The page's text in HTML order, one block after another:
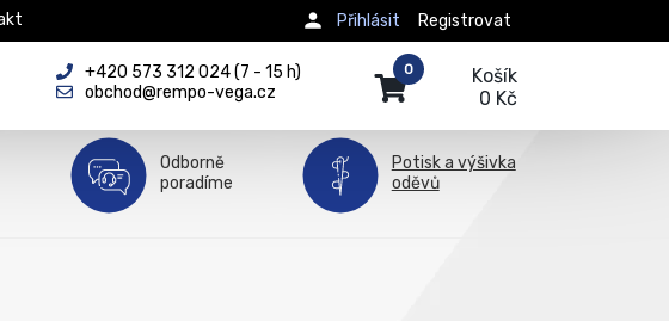
Registrovat
Přihlásit
+420 573 312 024 (7 - 15 h)
obchod@rempo-vega.cz
Košík
0 Kč
0
Odborně
poradíme
Potisk a výšivka
oděvů